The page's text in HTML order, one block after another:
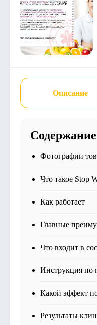
Описание
Содержание
Фотографии
Что такое Stop
Как работает
Главные
Что входит в
Инструкция по
Какой эффект
Результаты